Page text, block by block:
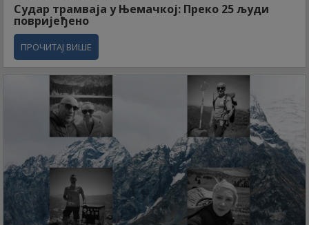
Судар трамваја у Њемачкој: Преко 25 људи
повријеђено
ПРОЧИТАЈ ВИШЕ